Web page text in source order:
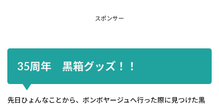
スポンサー
35周年 黒箱グッズ！！
先日ひょんなことから、ボンボヤージュへ行った際に見つけた黒